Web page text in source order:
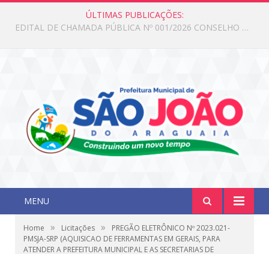
ÚLTIMAS PUBLICAÇÕES:
Edital de Chamada Pública N°001/2026 Conselho CMAS
MENU
Home » Licitações »
PREGÃO ELETRÔNICO Nº 2023.021-
PMSJA-SRP (AQUISICAO DE FERRAMENTAS EM GERAIS, PARA
ATENDER A PREFEITURA MUNICIPAL E AS SECRETARIAS DE